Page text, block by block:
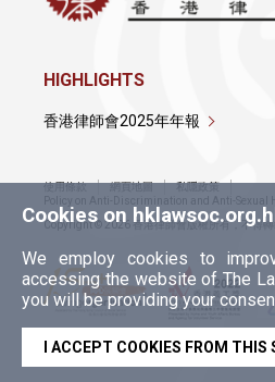
Cookies on
We employ cookies to
accessing the website of The
you will be providing your
I ACCEPT COOKIES FROM THIS
HIGHLIGHTS
香港律師會2025年年報
使用條款 網頁地圖
私隱政策
Policy on Anti-Discrimination and Anti-Sexual
Copyright © 2026 香港律師會版權所有，不得